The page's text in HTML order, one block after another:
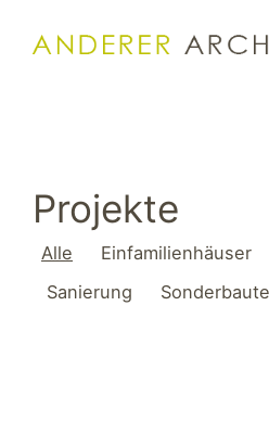
Inhalt
springen
Projekte
Alle Einfamilienhäuser
Sanierung